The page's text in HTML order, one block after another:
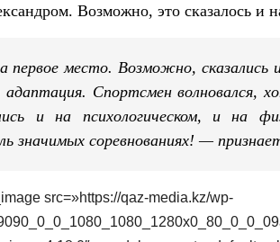
Возможно, это сказалось и
место. Возможно, сказались
Спортсмен волновался,
и на психологическом, и на
значимых соревнованиях! —
src=»https://qaz-media.kz/wp-